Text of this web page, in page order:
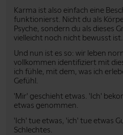
Karma ist also einfach eine
funktionierst. Nicht du als
Psyche, sondern du als dieses
vielleicht noch nicht bewusst ist.
Und nun ist es so: wir leben
vollkommen identifiziert mit
ich fühle, mit dem, was ich
Gefühl.
'Mir' geschieht etwas. 'Ich'
etwas genommen.
'Ich' tue etwas, 'ich' tue etwas
Schlechtes.